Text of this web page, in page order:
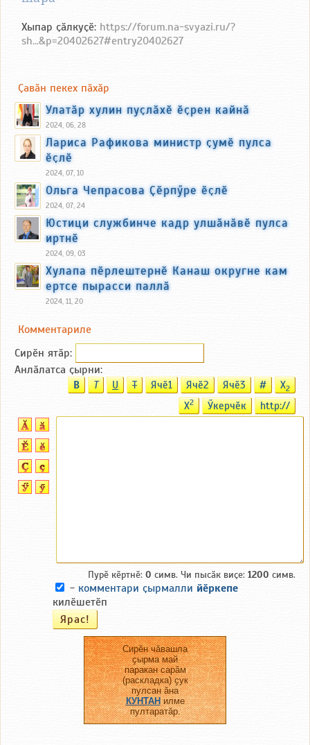
Хыпар ҫӑлкуҫӗ: https://forum.na-svyazi.ru/?
sh...&p=20402627#entry20402627
Ҫавӑн пекех пӑхӑр
Улатӑр хулин пуҫлӑхӗ ӗҫрен кайнӑ
2024, 06, 28
Лариса Рафикова министр ҫумӗ пулса
ӗҫлӗ
2024, 07, 10
Ольга Чепрасова Ҫӗрпӳре ӗҫлӗ
2024, 07, 24
Юстици службинче кадр улшӑнӑвӗ пулса
иртнӗ
2024, 09, 03
Хулапа пӗрлештернӗ Канаш округне кам
ертсе пырасси паллӑ
2024, 11, 20
Комментариле
Сирӗн ятӑp:
Анлӑлатса ҫырни:
B T U T Ячӗ1 Ячӗ2 Ячӗ3 # X2
X2 Ӳкерчӗк http://
Пурӗ кӗртнӗ: 0 симв. Чи пысӑк виҫе: 1200 симв.
- комментари ҫырмалли йӗркепе
килӗшетӗп
Сирӗн чӑвашла
ҫырма май
паракан сарӑм
(раскладка) ҫук
пулсан ӑна
КУНТАНилме
пултаратӑр.